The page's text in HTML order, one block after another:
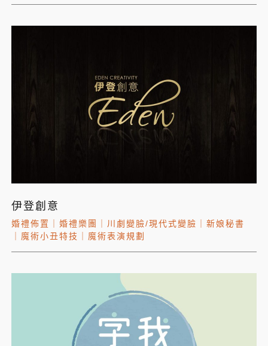
伊登創意
婚禮佈置 婚禮樂團 川劇變臉/現代式變臉
新娘秘書
魔術小丑特技 魔術表演規劃